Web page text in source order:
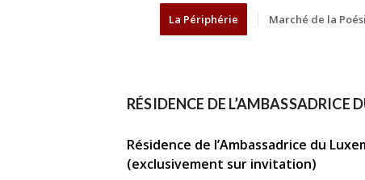
La Périphérie Marché de la
RÉSIDENCE DE L’AMBASSADRICE
Résidence de l’Ambassadrice du
(exclusivement sur invitation)